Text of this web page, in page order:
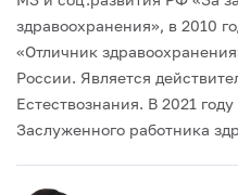
здравоохранения», в 2010
«Отличник
России. Является
Естествознания. В 2021
Заслуженного работника